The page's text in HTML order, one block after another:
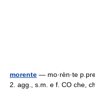
morente — mo·rèn·te
2. agg., s.m. e f. CO che,